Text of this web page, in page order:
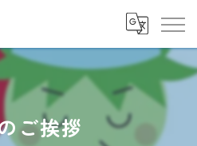
ご挨拶